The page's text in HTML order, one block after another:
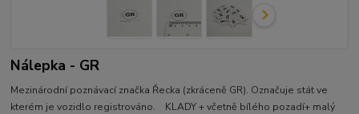
Nálepka - GR
Mezinárodní poznávací značka Řecka (zkráceně GR). Označuje stát ve
kterém je vozidlo registrováno. KLADY + včetně bílého pozadí+ malý